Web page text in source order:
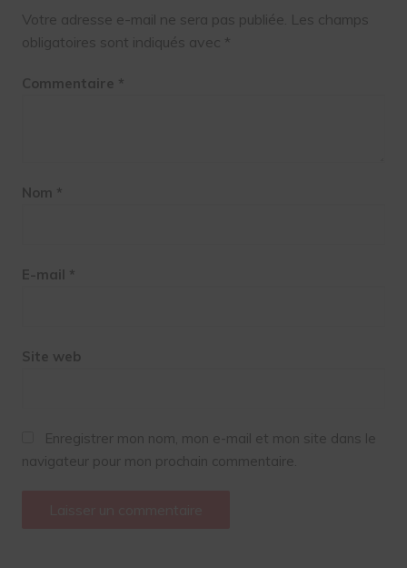
Votre adresse e-mail ne sera pas publiée. Les champs
obligatoires sont indiqués avec *
Commentaire *
Nom *
E-mail *
Site web
Enregistrer mon nom, mon e-mail et mon site dans le
navigateur pour mon prochain commentaire.